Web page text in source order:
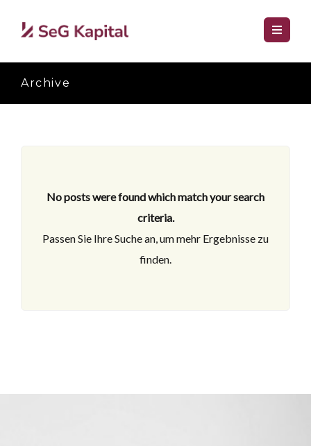
Archive
No posts were found which match your search
criteria.
Passen Sie Ihre Suche an, um mehr Ergebnisse zu
finden.